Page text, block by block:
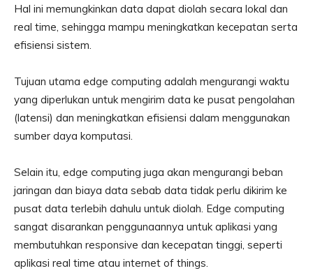
Hal ini memungkinkan data dapat diolah secara lokal dan
real time, sehingga mampu meningkatkan kecepatan serta
efisiensi sistem.
Tujuan utama edge computing adalah mengurangi waktu
yang diperlukan untuk mengirim data ke pusat pengolahan
(latensi) dan meningkatkan efisiensi dalam menggunakan
sumber daya komputasi.
Selain itu, edge computing juga akan mengurangi beban
jaringan dan biaya data sebab data tidak perlu dikirim ke
pusat data terlebih dahulu untuk diolah. Edge computing
sangat disarankan penggunaannya untuk aplikasi yang
membutuhkan responsive dan kecepatan tinggi, seperti
aplikasi real time atau internet of things.